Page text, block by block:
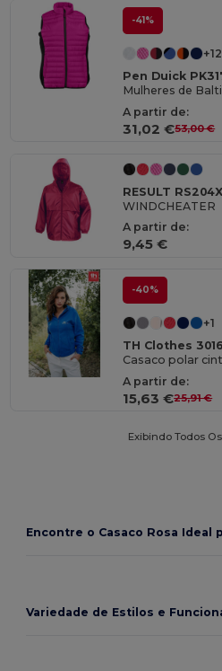
-41%
+12
Pen Duick
Mulheres de
A partir de:
31,02 €53,00 €
RESULT RS204X
WINDCHEATER
A partir de:
9,45 €
-40%
+1
TH Clothes
A partir de:
15,63 €25,91 €
Exibindo Todos
Encontre o Casaco Rosa Ideal
Variedade de Estilos e